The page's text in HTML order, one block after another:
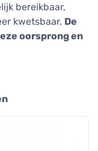
bereikbaar,
kwetsbaar. De
oorsprong en